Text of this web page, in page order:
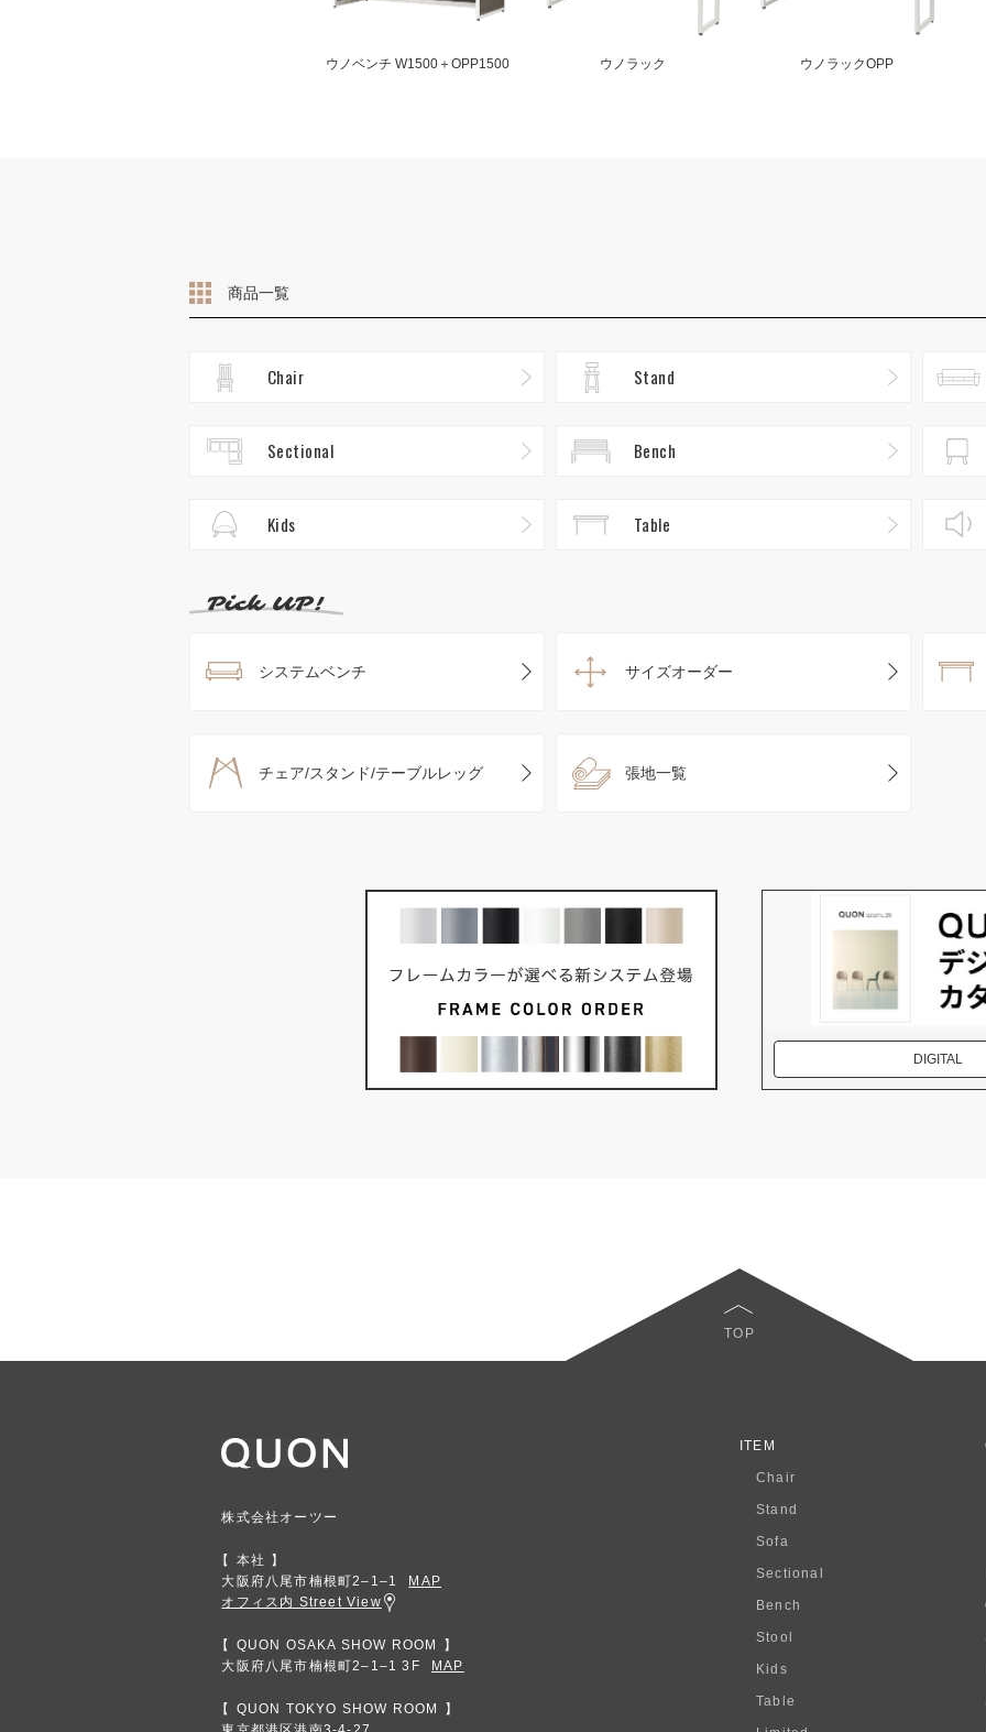
ウノベンチ W1500＋OPP1500 ウノラック ウノラックOPP
商品一覧
Chair Stand
Sectional Bench
Kids Table
システムベンチ サイズオーダー
チェア/スタンド/テーブルレッグ 張地一覧
DIGITAL
TOP
株式会社オーツー
本社
大阪府八尾市楠根町2‒1‒1
MAP
オフィス内 Street View
QUON OSAKA SHOW ROOM
大阪府八尾市楠根町2‒1‒1 3F
MAP
QUON TOKYO SHOW ROOM
ITEM
Chair
Stand
Sofa
Sectional
Bench
Stool
Kids
Table